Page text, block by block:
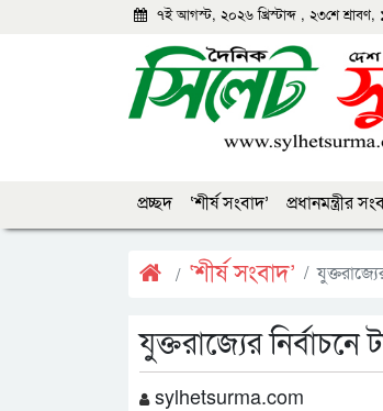
৭ই আগস্ট, ২০২৬ খ্রিস্টাব্দ , ২৩শে শ্রাবণ,
প্রচ্ছদ ‘শীর্ষ সংবাদ’ প্রধানমন্ত্রীর
‘শীর্ষ সংবাদ’
যুক্তরাজ্যের
sylhetsurma.com